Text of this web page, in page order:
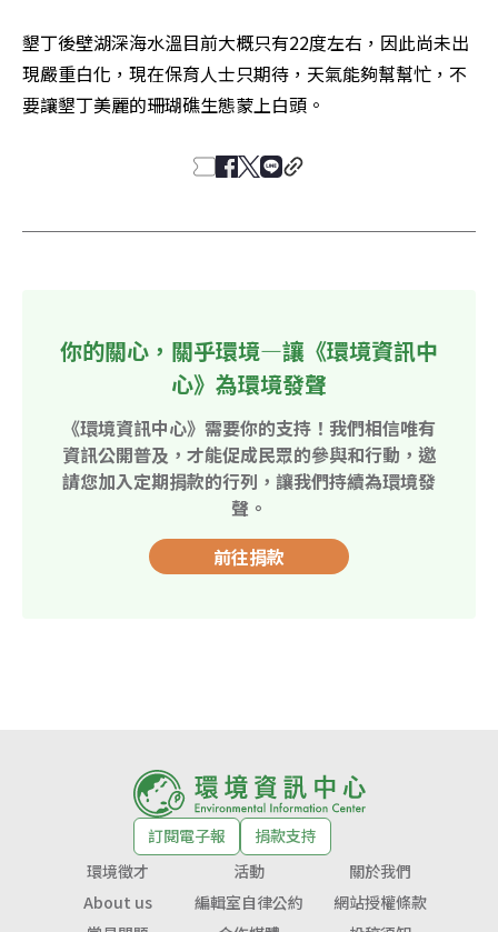
墾丁後壁湖深海水溫目前大概只有22度左右，因此尚未出
現嚴重白化，現在保育人士只期待，天氣能夠幫幫忙，不
要讓墾丁美麗的珊瑚礁生態蒙上白頭。
你的關心，關乎環境—讓《環境資訊中
心》為環境發聲
《環境資訊中心》需要你的支持！我們相信唯有
資訊公開普及，才能促成民眾的參與和行動，邀
請您加入定期捐款的行列，讓我們持續為環境發
聲。
前往捐款
訂閱電子報
捐款支持
環境徵才
活動
關於我們
About us
編輯室自律公約
網站授權條款